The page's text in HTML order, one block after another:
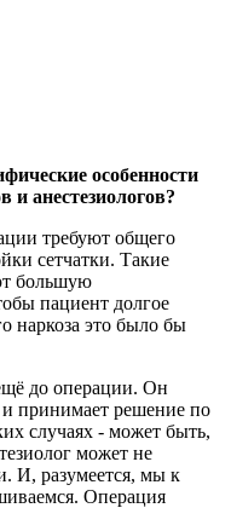
особенности
и анестезиологов?
требуют общего
сетчатки. Такие
большую
пациент долгое
наркоза это было бы
до операции. Он
и принимает решение по
случаях - может быть,
может не
И, разумеется, мы к
Операция